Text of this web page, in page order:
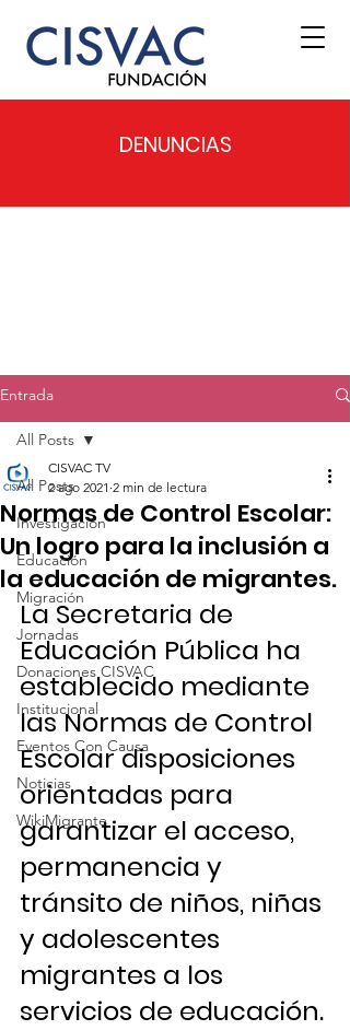
DENUNCIAS
Entrada
All Posts
Investigación
Educación
Migración
Jornadas
Donaciones CISVAC
Institucional
Eventos Con Causa
Noticias
WikiMigrante
All Posts
Normas de Control Escolar:
Un logro para la inclusión a
la educación de migrantes.
CISVAC TV
2 ago 2021 2 min de lectura
La Secretaria de
Educación Pública ha
establecido mediante
las Normas de Control
Escolar disposiciones
orientadas para
garantizar el acceso,
permanencia y
tránsito de niños, niñas
y adolescentes
migrantes a los
servicios de educación.